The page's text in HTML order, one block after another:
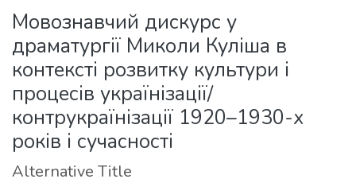
Statistics
Мовознавчий дискурс у
драматургії Миколи Куліша в
контексті розвитку культури і
процесів українізації/
контрукраїнізації 1920–1930-х
років і сучасності
Alternative Title